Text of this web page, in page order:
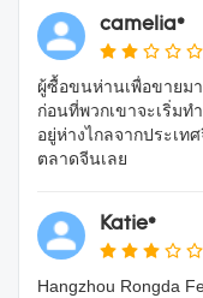
camelia*
ผู้ซื้อขนห่านเพื่อขายม
ก่อนที่พวกเขาจะเริ่มท
อยู่ห่างไกลจากประเท
ตลาดจีนเลย
Katie*
Hangzhou Rongda